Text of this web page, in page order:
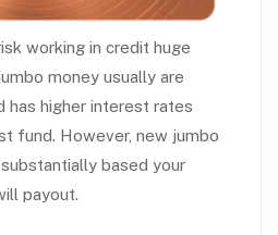
working in credit huge
money usually are
has higher interest rates
fund. However, new jumbo
based your
payout.